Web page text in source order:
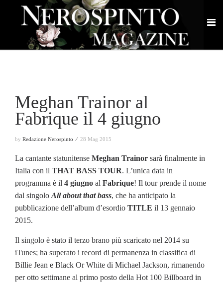
Meghan Trainor al
Fabrique il 4 giugno
by Redazione Nerospinto ⁄ 28 Mag 2015
La cantante statunitense Meghan Trainor sarà finalmente in
Italia con il THAT BASS TOUR. L’unica data in
programma è il 4 giugno al Fabrique! Il tour prende il nome
dal singolo All about that bass, che ha anticipato la
pubblicazione dell’album d’esordio TITLE il 13 gennaio
2015.
Il singolo è stato il terzo brano più scaricato nel 2014 su
iTunes; ha superato i record di permanenza in classifica di
Billie Jean e Black Or White di Michael Jackson, rimanendo
per otto settimane al primo posto della Hot 100 Billboard in